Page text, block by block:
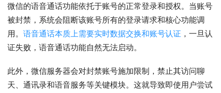
微信的语音通话功能依托于账号的正常登录和授权。当账号
被封禁，系统会阻断该账号所有的登录请求和核心功能调
用。 语音通话本质上需要实时数据交换和账号认证 ，一旦认
证失败，语音通话功能自然无法启动。
此外，微信服务器会对封禁账号施加限制，禁止其访问聊
天、通讯录和语音服务等关键模块。这就导致即使用户尝试